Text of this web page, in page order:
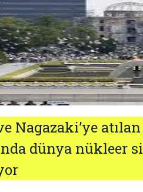
Nagazaki’ye
dünya nükleer